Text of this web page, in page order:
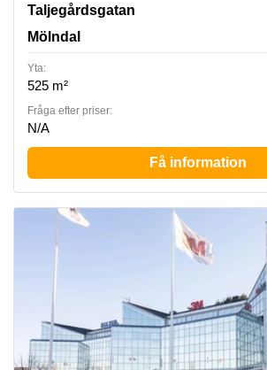
Taljegårdsgatan 11, Mölndal
Taljegårdsgatan
Mölndal
Yta:
525 m²
Fråga efter priser:
N/A
Få information